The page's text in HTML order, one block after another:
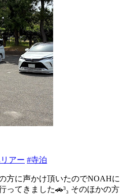
アー #寺泊
方に声かけ頂いたのでNOAHに
ってきました🚗³₃ そのほかの方